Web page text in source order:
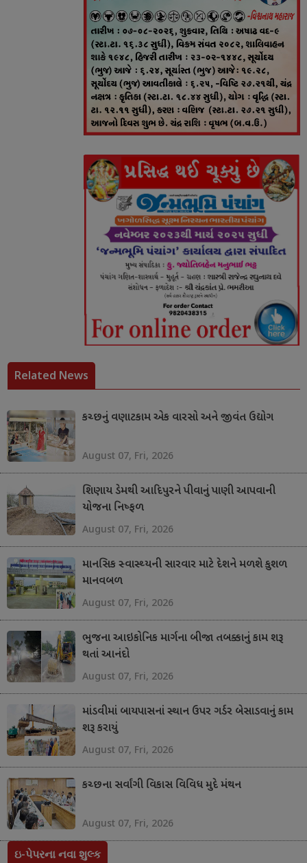
Related News
કચ્છનું વણાટકામ એક વારસો અને જીવંત ઉદ્યોગ
August 07, Fri, 2026
શિણાય ડેમથી આદિપુરને પીવાનું પાણી આપવાની
યોજના નિષ્ફળ
August 07, Fri, 2026
માનસિક સ્વાસ્થ્યની સારવાર માટે દેશને મળશે કુશળ
માનવબળ
August 07, Fri, 2026
ભુજના આઇકોનિક માર્ગના બીજા તબક્કાનું કામ શરૂ
થતાં આનંદો
August 07, Fri, 2026
માંડવીમાં બાયપાસનાં સ્થાન ઉપર ગર્ડર બેસાડવાનું કામ
શરૂ કરાયું
August 07, Fri, 2026
કચ્છના સર્વાંગી વિકાસ વિવિધ મુદે મંથન
August 07, Fri, 2026
ઇ-પેપરના નવા શુલ્ક